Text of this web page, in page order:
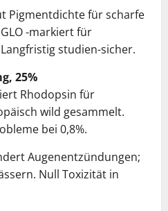
Pigmentdichte für scharfe
-markiert für
studien-sicher.
25%
Rhodopsin für
wild gesammelt.
bei 0,8%.
Augenentzündungen;
Null Toxizität in